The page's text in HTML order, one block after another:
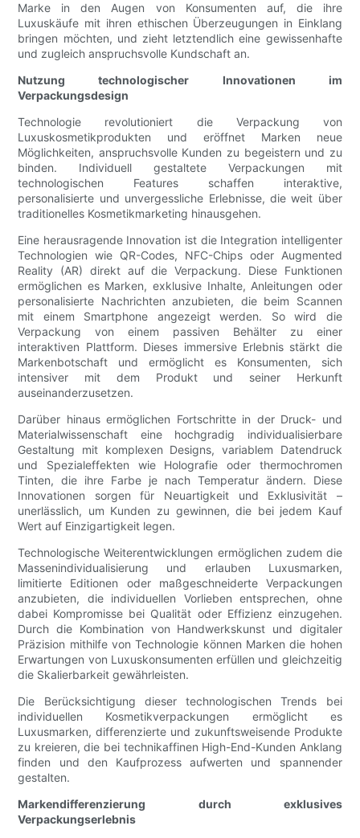
Marke in den Augen von Konsumenten auf, die ihre
Luxuskäufe mit ihren ethischen Überzeugungen in Einklang
bringen möchten, und zieht letztendlich eine gewissenhafte
und zugleich anspruchsvolle Kundschaft an.
Nutzung technologischer Innovationen im
Verpackungsdesign
Technologie revolutioniert die Verpackung von
Luxuskosmetikprodukten und eröffnet Marken neue
Möglichkeiten, anspruchsvolle Kunden zu begeistern und zu
binden. Individuell gestaltete Verpackungen mit
technologischen Features schaffen interaktive,
personalisierte und unvergessliche Erlebnisse, die weit über
traditionelles Kosmetikmarketing hinausgehen.
Eine herausragende Innovation ist die Integration intelligenter
Technologien wie QR-Codes, NFC-Chips oder Augmented
Reality (AR) direkt auf die Verpackung. Diese Funktionen
ermöglichen es Marken, exklusive Inhalte, Anleitungen oder
personalisierte Nachrichten anzubieten, die beim Scannen
mit einem Smartphone angezeigt werden. So wird die
Verpackung von einem passiven Behälter zu einer
interaktiven Plattform. Dieses immersive Erlebnis stärkt die
Markenbotschaft und ermöglicht es Konsumenten, sich
intensiver mit dem Produkt und seiner Herkunft
auseinanderzusetzen.
Darüber hinaus ermöglichen Fortschritte in der Druck- und
Materialwissenschaft eine hochgradig individualisierbare
Gestaltung mit komplexen Designs, variablem Datendruck
und Spezialeffekten wie Holografie oder thermochromen
Tinten, die ihre Farbe je nach Temperatur ändern. Diese
Innovationen sorgen für Neuartigkeit und Exklusivität –
unerlässlich, um Kunden zu gewinnen, die bei jedem Kauf
Wert auf Einzigartigkeit legen.
Technologische Weiterentwicklungen ermöglichen zudem die
Massenindividualisierung und erlauben Luxusmarken,
limitierte Editionen oder maßgeschneiderte Verpackungen
anzubieten, die individuellen Vorlieben entsprechen, ohne
dabei Kompromisse bei Qualität oder Effizienz einzugehen.
Durch die Kombination von Handwerkskunst und digitaler
Präzision mithilfe von Technologie können Marken die hohen
Erwartungen von Luxuskonsumenten erfüllen und gleichzeitig
die Skalierbarkeit gewährleisten.
Die Berücksichtigung dieser technologischen Trends bei
individuellen Kosmetikverpackungen ermöglicht es
Luxusmarken, differenzierte und zukunftsweisende Produkte
zu kreieren, die bei technikaffinen High-End-Kunden Anklang
finden und den Kaufprozess aufwerten und spannender
gestalten.
Markendifferenzierung durch exklusives
Verpackungserlebnis